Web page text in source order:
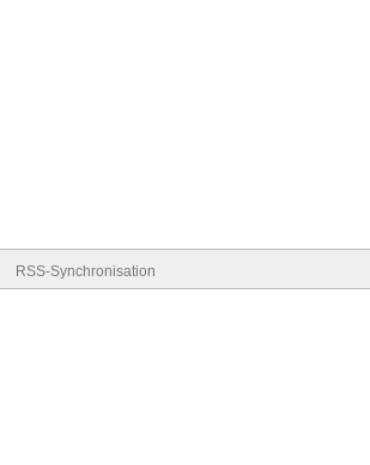
RSS-Synchronisation